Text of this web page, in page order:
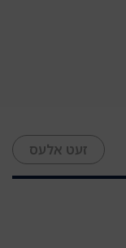
זעט אלעס